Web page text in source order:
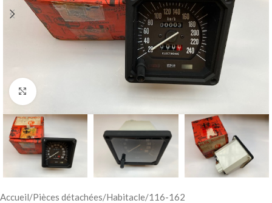
Cliquez pour agrandir
Accueil/Pièces détachées/Habitacle/116-162